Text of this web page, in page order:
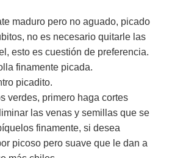
maduro pero no aguado, picado
no es necesario quitarle las
esto es cuestión de preferencia.
finamente picada.
picadito.
verdes, primero haga cortes
las venas y semillas que se
finamente, si desea
picoso pero suave que le dan a